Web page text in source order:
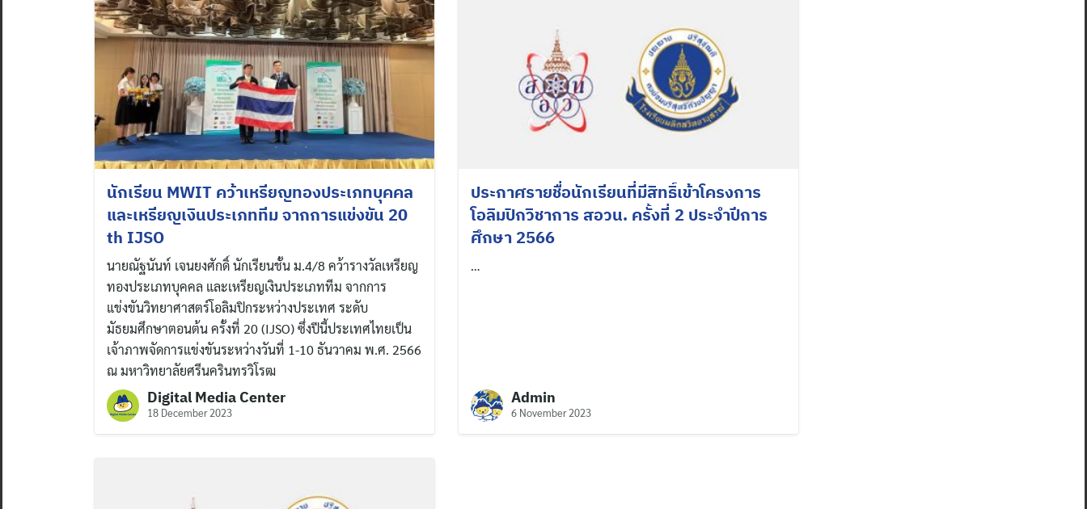
นักเรียน MWIT คว้าเหรียญทองประเภทบุคคล
และเหรียญเงินประเภททีม จากการแข่งขัน 20
th IJSO
นายณัฐนันท์ เจนยงศักดิ์ นักเรียนชั้น ม.4/8 คว้ารางวัลเหรียญ
ทองประเภทบุคคล และเหรียญเงินประเภททีม จากการ
แข่งขันวิทยาศาสตร์โอลิมปิกระหว่างประเทศ ระดับ
มัธยมศึกษาตอนต้น ครั้งที่ 20 (IJSO) ซึ่งปีนี้ประเทศไทยเป็น
เจ้าภาพจัดการแข่งขันระหว่างวันที่ 1-10 ธันวาคม พ.ศ. 2566
ณ มหาวิทยาลัยศรีนครินทรวิโรฒ
Digital Media Center
18 December 2023
ประกาศรายชื่อนักเรียนที่มีสิทธิ์เข้าโครงการ
โอลิมปิกวิชาการ สอวน. ครั้งที่ 2 ประจำปีการ
ศึกษา 2566
…
Admin
6 November 2023